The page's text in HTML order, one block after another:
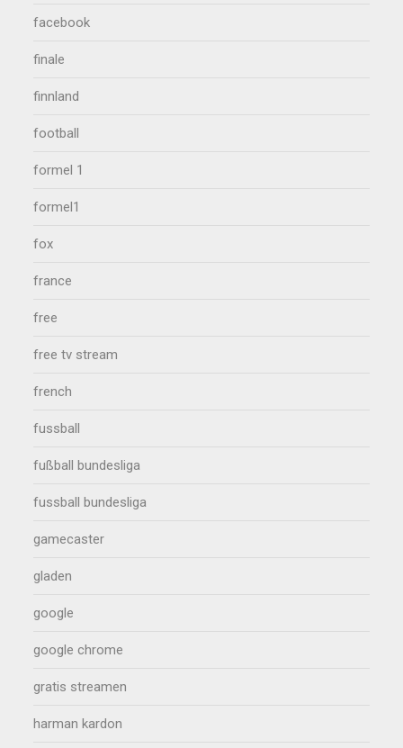
facebook
finale
finnland
football
formel 1
formel1
fox
france
free
free tv stream
french
fussball
fußball bundesliga
fussball bundesliga
gamecaster
gladen
google
google chrome
gratis streamen
harman kardon